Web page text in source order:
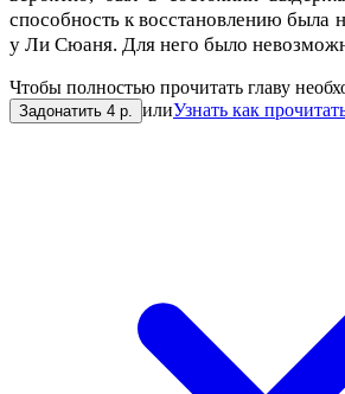
способность к восстановлению была
у Ли Сюаня. Для него было
Чтобы полностью прочитать главу
Задонатить 4 р. илиУзнать как